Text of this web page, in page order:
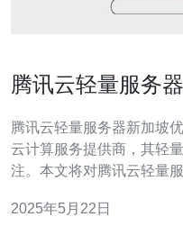
腾讯云轻量服务
腾讯云轻量服务器新加坡优势分析 腾讯云作
云计算服务提供商，其轻
注。本文将对腾讯云轻量
加坡地处东南亚，是一个
2025年5月22日